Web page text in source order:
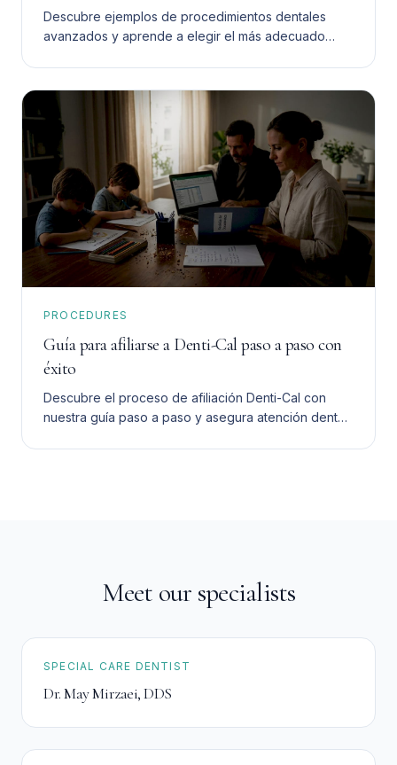
Descubre ejemplos de procedimientos dentales
avanzados y aprende a elegir el más adecuado
PROCEDURES
Guía para afiliarse a Denti-Cal paso a paso con
éxito
Descubre el proceso de afiliación Denti-Cal con
nuestra guía paso a paso y asegura atención dental
Meet our specialists
SPECIAL CARE DENTIST
Dr. May Mirzaei,DDS